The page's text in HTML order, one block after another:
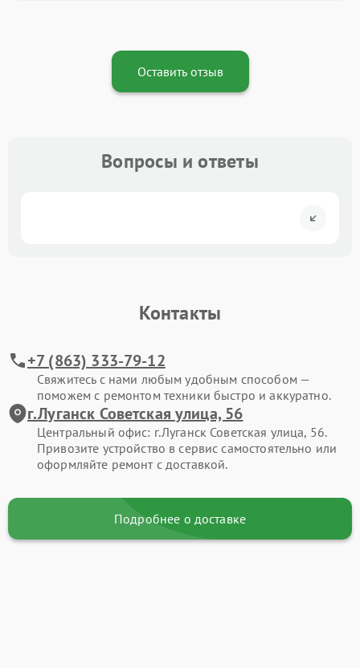
Оставить отзыв
Вопросы и ответы
Контакты
+7 (863) 333-79-12
Свяжитесь с нами любым удобным способом —
поможем с ремонтом техники быстро и аккуратно.
г.Луганск Советская улица, 56
Центральный офис: г.Луганск Советская улица, 56.
Привозите устройство в сервис самостоятельно или
оформляйте ремонт с доставкой.
Подробнее о доставке